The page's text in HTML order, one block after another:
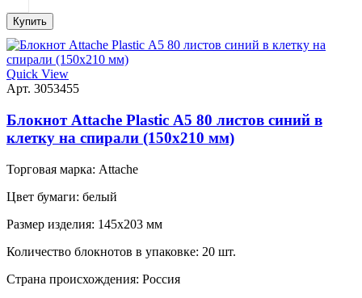
Купить
Quick View
Арт. 3053455
Блокнот Attache Plastic А5 80 листов синий в
клетку на спирали (150x210 мм)
Торговая марка: Attache
Цвет бумаги: белый
Размер изделия: 145x203 мм
Количество блокнотов в упаковке: 20 шт.
Страна происхождения: Россия